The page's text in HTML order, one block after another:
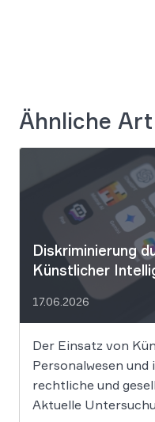
Ähnliche
Diskriminierung
Künstlicher
17.06.2026
Der Einsatz von
Personalwesen
rechtliche und
Aktuelle